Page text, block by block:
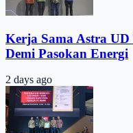
Kerja Sama Astra
Demi Pasokan Energi
2 days ago